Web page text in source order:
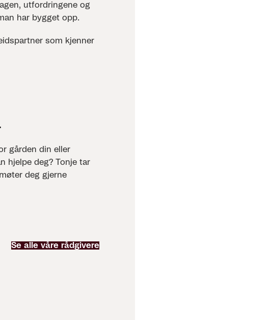
utfordringene og
har bygget opp.
som kjenner
gården din eller
hjelpe deg? Tonje tar
deg gjerne
Se alle våre rådgivere